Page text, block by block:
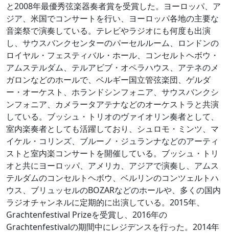
と2008年最優秀弦楽器奏者賞を受賞した。ヨーロッパ、ア
ジア、米国でコンサートを行い、ヨーロッパ各地の主要な
音楽祭で演奏している。テレビやラジオにも何度も出演
し、サウスバンクセンターのパーセルルーム、ロンドンの
ロイヤル・フェスティバル・ホール、コンセルトヘボウ・
アムステルダム、テルアビブ・オペラハウス、アテネのメ
ガロンなどのホールで、ベルギー国立管弦楽団、ゲルダ
ー・オーケスト、ホランドシンフォニア、サウスバンクシ
ンフォニア、カメラータアテナなどのオーケストラと共演
している。ブッシュ・トリオのヴァイオリン奏者として、
室内楽奏者としても活躍しており、シュロモ・ミンツ、マ
イケル・コリンズ、ブルーノ・ジュランナなどのアーティ
ストと室内楽コンサートを開催している。ブッシュ・トリ
オと共にヨーロッパ、アメリカ、アジアで演奏し、アムス
テルダムのコンセルトヘボウ、ベルリンのコンツェルトハ
ウス、ブリュッセルのBOZARなどのホールや、多くの国内
ラジオチャンネルに定期的に出演している。2015年、
Grachtenfestival Prizeを受賞し、2016年の
Grachtenfestivalの期間中にレジデンスを行った。2014年